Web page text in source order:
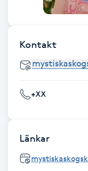
Gravidmassage
Gravidyoga
Gruppträning
Gua Sha-massage
H
Hatha Yoga
Headspa
Kontakt
+XX
Länkar